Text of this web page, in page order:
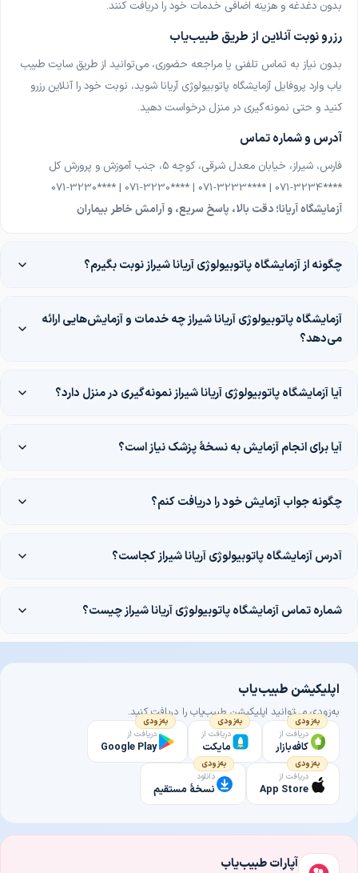
آزمایشگاه ژنتیک و پاتوبیولوژی پارس ژنوم کرج
کرج
آزمایشگاه طبی پیام مرودشت
مرودشت
بدون دغدغه و هزینه اضافی خدمات خود را دریافت کنند.
رزرو نوبت آنلاین از طریق طبیب‌یاب
بدون نیاز به تماس تلفنی یا مراجعه حضوری، می‌توانید از طریق سایت طبیب
یاب وارد پروفایل آزمایشگاه پاتوبیولوژی آریانا شوید، نوبت خود را آنلاین رزرو
کنید و حتی نمونه‌گیری در منزل درخواست دهید.
آدرس و شماره تماس
فارس، شیراز، خیابان معدل شرقی، کوچه ۵، جنب آموزش و پرورش کل
071-3230**** | 071-3230**** | 071-3233**** | 071-3234****
آزمایشگاه آریانا؛ دقت بالا، پاسخ سریع، و آرامش خاطر بیماران
چگونه از آزمایشگاه پاتوبیولوژی آریانا شیراز نوبت بگیرم؟
آزمایشگاه پاتوبیولوژی آریانا شیراز چه خدمات و آزمایش‌هایی ارائه
می‌دهد؟
آیا آزمایشگاه پاتوبیولوژی آریانا شیراز نمونه‌گیری در منزل دارد؟
آیا برای انجام آزمایش به نسخهٔ پزشک نیاز است؟
چگونه جواب آزمایش خود را دریافت کنم؟
آدرس آزمایشگاه پاتوبیولوژی آریانا شیراز کجاست؟
شماره تماس آزمایشگاه پاتوبیولوژی آریانا شیراز چیست؟
اپلیکیشن طبیب‌یاب
به‌زودی می‌توانید اپلیکیشن طبیب‌یاب را دریافت کنید.
به‌زودی
دریافت از
کافه‌بازار
به‌زودی
دریافت از
مایکت
به‌زودی
دریافت از
Google Play
به‌زودی
دریافت از
App Store
به‌زودی
دانلود
نسخهٔ مستقیم
آپارات طبیب‌یاب